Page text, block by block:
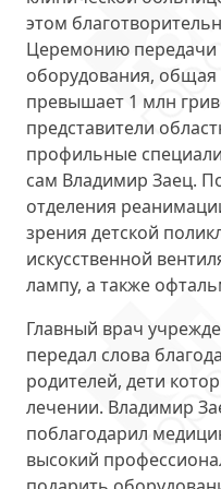
этом
Церемонию передачи
оборудования, общая
превышает 1 млн
представители
профильные
сам Владимир Заец.
отделения
зрения детской
искусственной
лампу, а также
Главный врач
передал слова
родителей, дети
лечении. Владимир
поблагодарил
высокий